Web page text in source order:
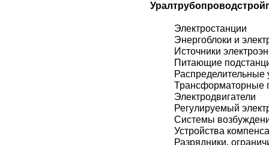
Электростанции
Энергоблоки и
Источники
Питающие
Распределительные
Трансформаторные
Электродвигатели
Регулируемый
Системы
Устройства
Разрядники,